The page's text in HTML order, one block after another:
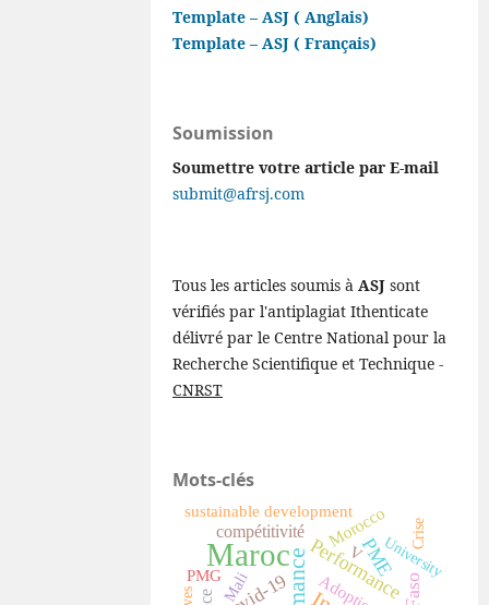
Template – ASJ ( Anglais)
Template – ASJ ( Français)
Soumission
Soumettre votre article par E-mail
submit@afrsj.com
Tous les articles soumis àASJ sont
vérifiés par l'antiplagiat Ithenticate
délivré par le Centre National pour la
Recherche Scientifique et Technique -
CNRST
Mots-clés
Maroc Performance
PME
compétitivité Morocco
sustainable development
V
Mali
PMG University
Crise